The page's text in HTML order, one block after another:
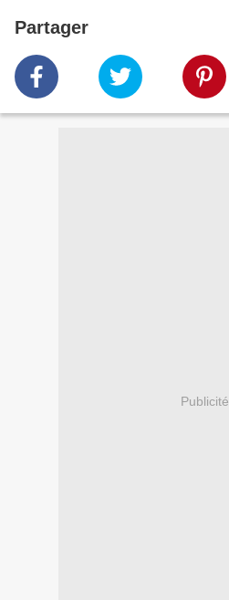
Partager
Publicité